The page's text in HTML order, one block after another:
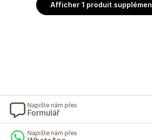
Afficher 1 produit
Napište nám přes
Formulář
Napište nám přes